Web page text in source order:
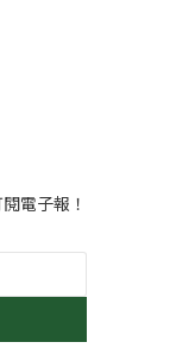
電子報！